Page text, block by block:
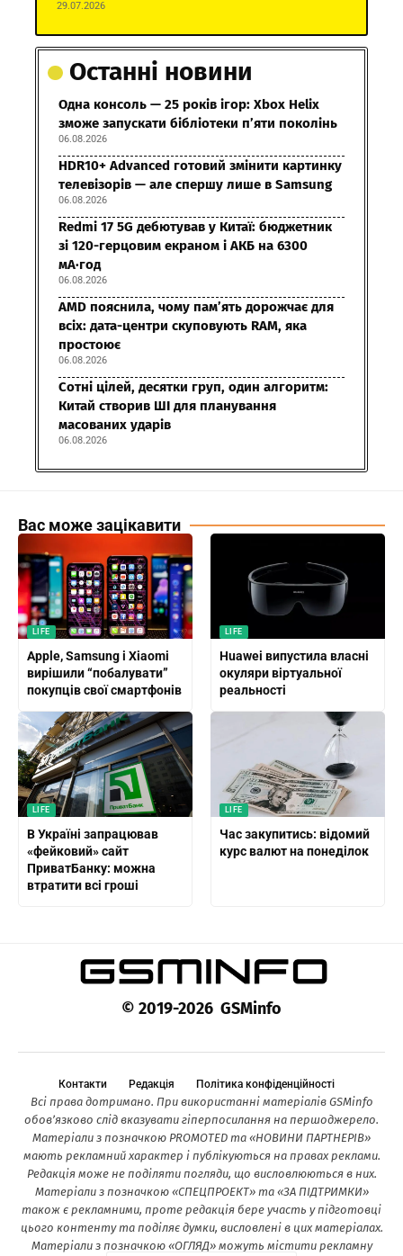
29.07.2026
Останні новини
Одна консоль — 25 років ігор: Xbox Helix
зможе запускати бібліотеки п’яти поколінь
06.08.2026
HDR10+ Advanced готовий змінити картинку
телевізорів — але спершу лише в Samsung
06.08.2026
Redmi 17 5G дебютував у Китаї: бюджетник
зі 120-герцовим екраном і АКБ на 6300
мА·год
06.08.2026
AMD пояснила, чому пам’ять дорожчає для
всіх: дата-центри скуповують RAM, яка
простоює
06.08.2026
Сотні цілей, десятки груп, один алгоритм:
Китай створив ШІ для планування
масованих ударів
06.08.2026
Вас може зацікавити
LIFE
Apple, Samsung і Xiaomi
вирішили “побалувати”
покупців свої смартфонів
LIFE
Huawei випустила власні
окуляри віртуальної
реальності
LIFE
В Україні запрацював
«фейковий» сайт
ПриватБанку: можна
втратити всі гроші
LIFE
Час закупитись: відомий
курс валют на понеділок
© 2019-2026 GSMinfo
Контакти Редакція Політика конфіденційності
Всі права дотримано. При використанні матеріалів GSMinfo
обов’язково слід вказувати гіперпосилання на першоджерело.
Матеріали з позначкою PROMOTED та «НОВИНИ ПАРТНЕРІВ»
мають рекламний характер і публікуються на правах реклами.
Редакція може не поділяти погляди, що висловлюються в них.
Матеріали з позначкою «СПЕЦПРОЕКТ» та «ЗА ПІДТРИМКИ»
також є рекламними, проте редакція бере участь у підготовці
цього контенту та поділяє думки, висловлені в цих матеріалах.
Матеріали з позначкою «ОГЛЯД» можуть містити рекламну